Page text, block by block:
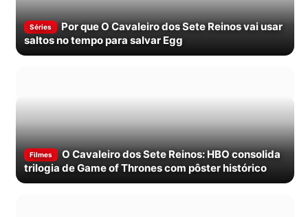
Séries
Por que O Cavaleiro dos Sete Reinos vai usar
saltos no tempo para salvar Egg
Filmes
O Cavaleiro dos Sete Reinos: HBO consolida
trilogia de Game of Thrones com pôster histórico